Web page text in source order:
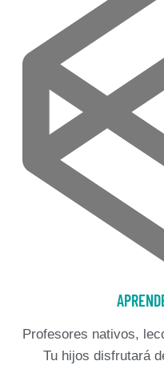
Profesores nativos,
Tu hijos disfrutará